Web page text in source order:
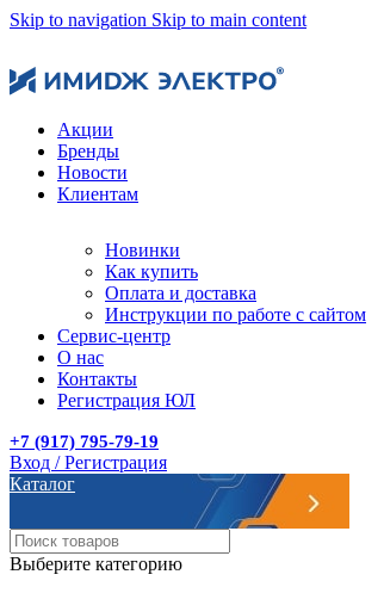
Skip to navigation Skip to main content
Акции
Бренды
Новости
Клиентам
Новинки
Как купить
Оплата и доставка
Инструкции по работе с сайтом
Сервис-центр
О нас
Контакты
Регистрация ЮЛ
+7 (917) 795-79-19
Вход / Регистрация
Каталог
Выберите категорию